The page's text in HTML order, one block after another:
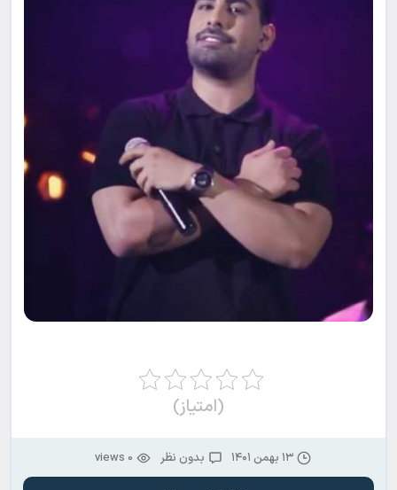
(امتیاز)
۱۳ بهمن ۱۴۰۱ بدون نظر 0 views